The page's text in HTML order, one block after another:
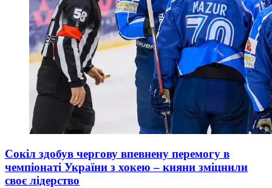
Сокіл здобув чергову впевнену перемогу в
чемпіонаті України з хокею – кияни зміцнили
своє лідерство